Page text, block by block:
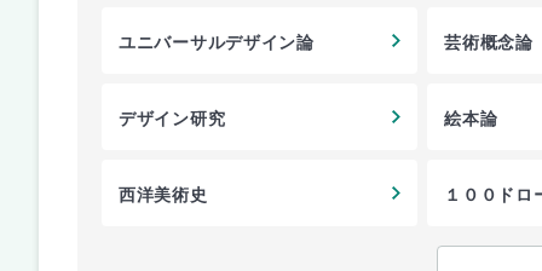
ユニバーサルデザイン論 芸術概念論
デザイン研究 絵本論
西洋美術史 １００ドロ